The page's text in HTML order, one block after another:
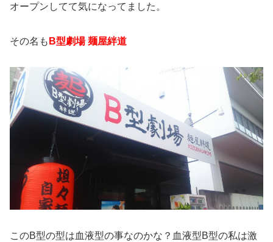
オープンしてて気になってました。
その名も B型劇場 麺屋絆道
このB型の型は血液型の事なのかな？血液型B型の私は激